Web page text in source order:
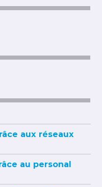
aux réseaux
au personal